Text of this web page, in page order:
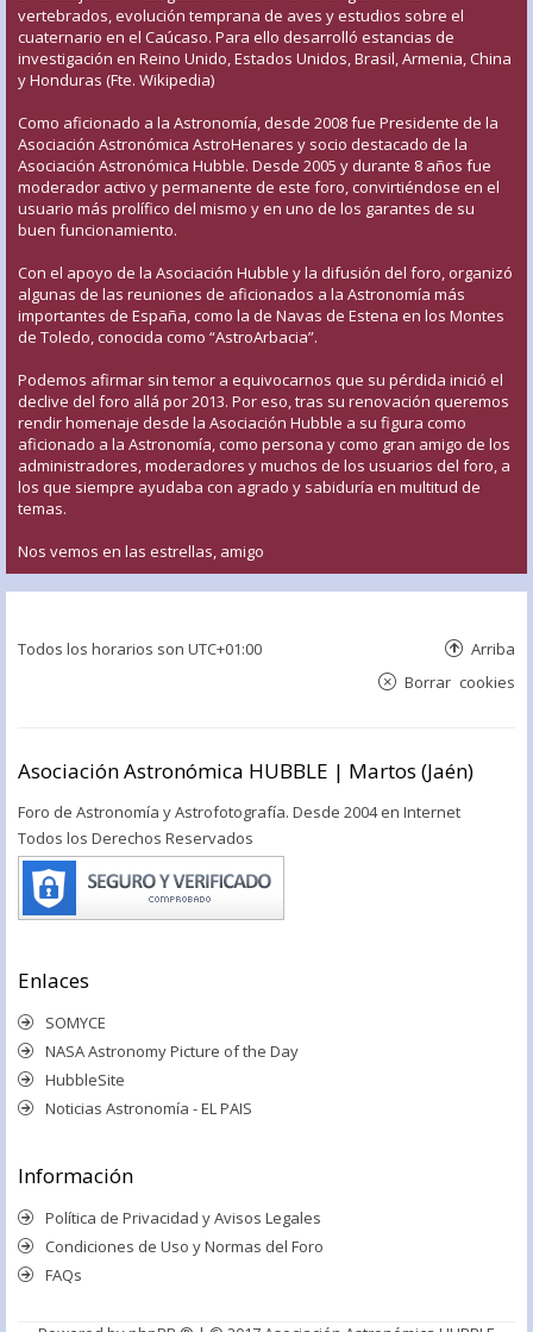
vertebrados, evolución temprana de aves y estudios sobre el
cuaternario en el Caúcaso. Para ello desarrolló estancias de
investigación en Reino Unido, Estados Unidos, Brasil, Armenia, China
y Honduras (Fte. Wikipedia)
Como aficionado a la Astronomía, desde 2008 fue Presidente de la
Asociación Astronómica AstroHenares y socio destacado de la
Asociación Astronómica Hubble. Desde 2005 y durante 8 años fue
moderador activo y permanente de este foro, convirtiéndose en el
usuario más prolífico del mismo y en uno de los garantes de su
buen funcionamiento.
Con el apoyo de la Asociación Hubble y la difusión del foro, organizó
algunas de las reuniones de aficionados a la Astronomía más
importantes de España, como la de Navas de Estena en los Montes
de Toledo, conocida como “AstroArbacia”.
Podemos afirmar sin temor a equivocarnos que su pérdida inició el
declive del foro allá por 2013. Por eso, tras su renovación queremos
rendir homenaje desde la Asociación Hubble a su figura como
aficionado a la Astronomía, como persona y como gran amigo de los
administradores, moderadores y muchos de los usuarios del foro, a
los que siempre ayudaba con agrado y sabiduría en multitud de
temas.
Nos vemos en las estrellas, amigo
Todos los horarios son UTC+01:00 Arriba
Borrar cookies
Asociación Astronómica HUBBLE | Martos (Jaén)
Foro de Astronomía y Astrofotografía. Desde 2004 en Internet
Todos los Derechos Reservados
Enlaces
SOMYCE
NASA Astronomy Picture of the Day
HubbleSite
Noticias Astronomía - EL PAIS
Información
Política de Privacidad y Avisos Legales
Condiciones de Uso y Normas del Foro
FAQs